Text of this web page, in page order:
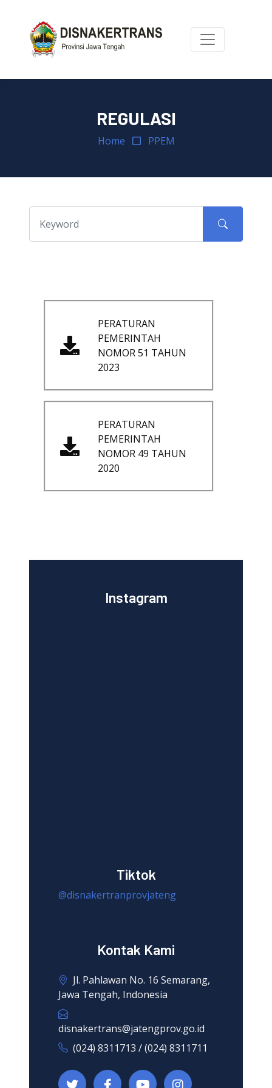
REGULASI
Home PPEM
PERATURAN
PEMERINTAH
NOMOR 51 TAHUN
2023
PERATURAN
PEMERINTAH
NOMOR 49 TAHUN
2020
Instagram
Tiktok
@disnakertranprovjateng
Kontak Kami
Jl. Pahlawan No. 16 Semarang,
Jawa Tengah, Indonesia
disnakertrans@jatengprov.go.id
(024) 8311713 / (024) 8311711